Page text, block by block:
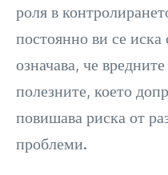
роля в
постоянно ви се
означава, че
полезните, което
повишава риска от
проблеми.